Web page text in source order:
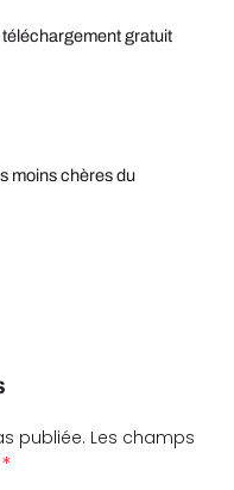
gratuit
moins chères du
publiée. Les champs
*